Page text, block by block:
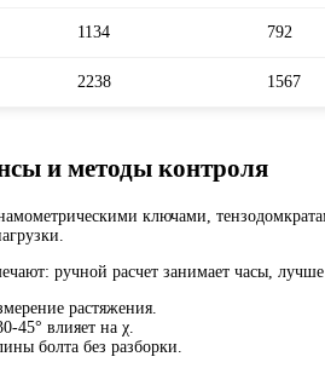
1134 792
2238 1567
и методы контроля
ключами,
ручной расчет занимает часы,
растяжения.
45° влияет на χ.
болта без разборки.